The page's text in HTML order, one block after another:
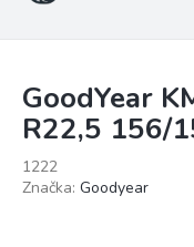
GoodYear
R22,5 156/
1222
Značka: Goodyear